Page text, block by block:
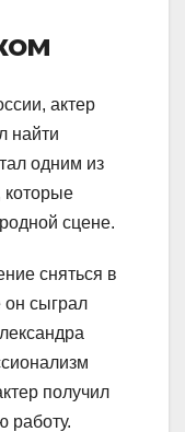
актер
найти
одним из
которые
сцене.
сняться в
сыграл
получил
работу.